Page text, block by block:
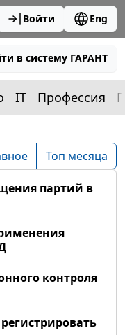
Войти Eng
в систему ГАРАНТ
IT Профессия
Топ месяца
партий в
контроля